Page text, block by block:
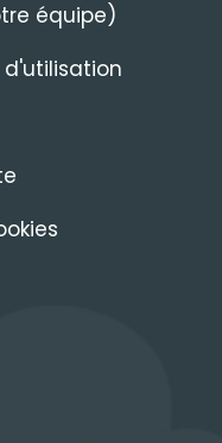
équipe)